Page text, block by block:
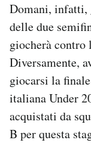
Domani, infatti,
delle due
giocherà contro
Diversamente,
giocarsi la
italiana Under
acquistati da
B per questa